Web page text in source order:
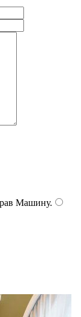
Машину.